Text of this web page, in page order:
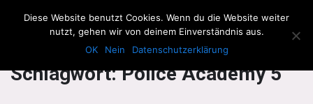
The Howling Men
Schlagwort:Police Academy 5
Diese Website benutzt Cookies. Wenn du die Website weiter
nutzt, gehen wir von deinem Einverständnis aus.
OK
Nein Datenschutzerklärung